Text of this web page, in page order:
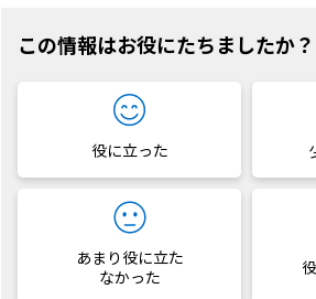
この情報はお役にたちましたか？
役に立った
あまり役に立た
なかった